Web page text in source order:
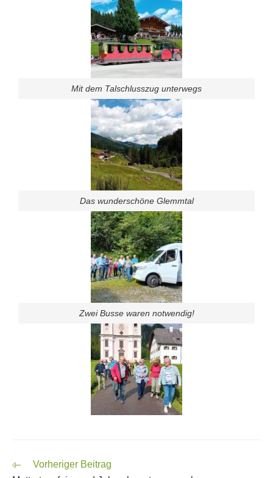
Mit dem Talschlusszug unterwegs
Das wunderschöne Glemmtal
Zwei Busse waren notwendig!
Vorheriger Beitrag